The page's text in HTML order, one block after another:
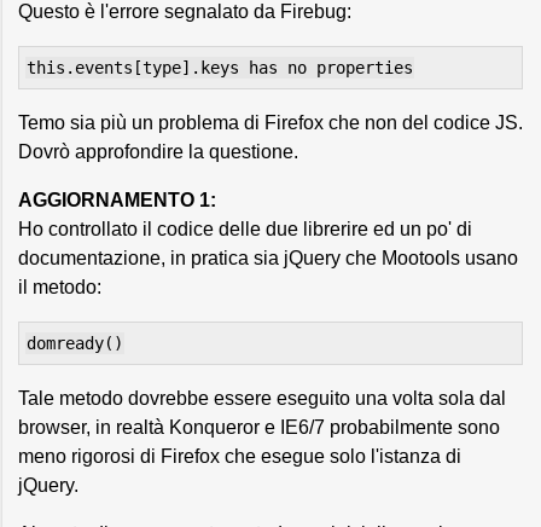
Questo è l'errore segnalato da Firebug:
this.events[type].keys has no properties
Temo sia più un problema di Firefox che non del codice JS.
Dovrò approfondire la questione.
AGGIORNAMENTO 1:
Ho controllato il codice delle due librerire ed un po' di
documentazione, in pratica sia jQuery che Mootools usano
il metodo:
domready()
Tale metodo dovrebbe essere eseguito una volta sola dal
browser, in realtà Konqueror e IE6/7 probabilmente sono
meno rigorosi di Firefox che esegue solo l'istanza di
jQuery.